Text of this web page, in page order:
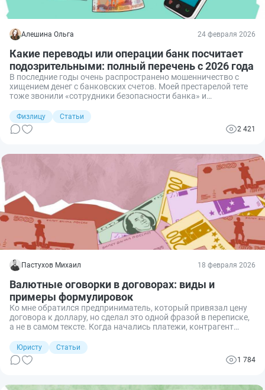
Алешина Ольга 24 февраля 2026
Какие переводы или операции банк посчитает
подозрительными: полный перечень с 2026 года
В последние годы очень распространено мошенничество с
хищением денег с банковских счетов. Моей престарелой тете
тоже звонили «сотрудники безопасности банка» и
ее только то, что банк заблокировал операцию как
подозрительную. С 1 января 2026 года критерии таких
блокировок расширились. Разберем, какие переводы и
действовать, если банк остановил платеж.
Физлицу
Статьи
2 421
Пастухов Михаил 18 февраля 2026
Валютные оговорки в договорах: виды и
примеры формулировок
Ко мне обратился предприниматель, который привязал цену
договора к доллару, но сделал это одной фразой в переписке,
а не в самом тексте. Когда начались платежи, контрагент
разберём, как корректно оформить валютную оговорку прямо
в договоре.
Юристу
Статьи
1 784